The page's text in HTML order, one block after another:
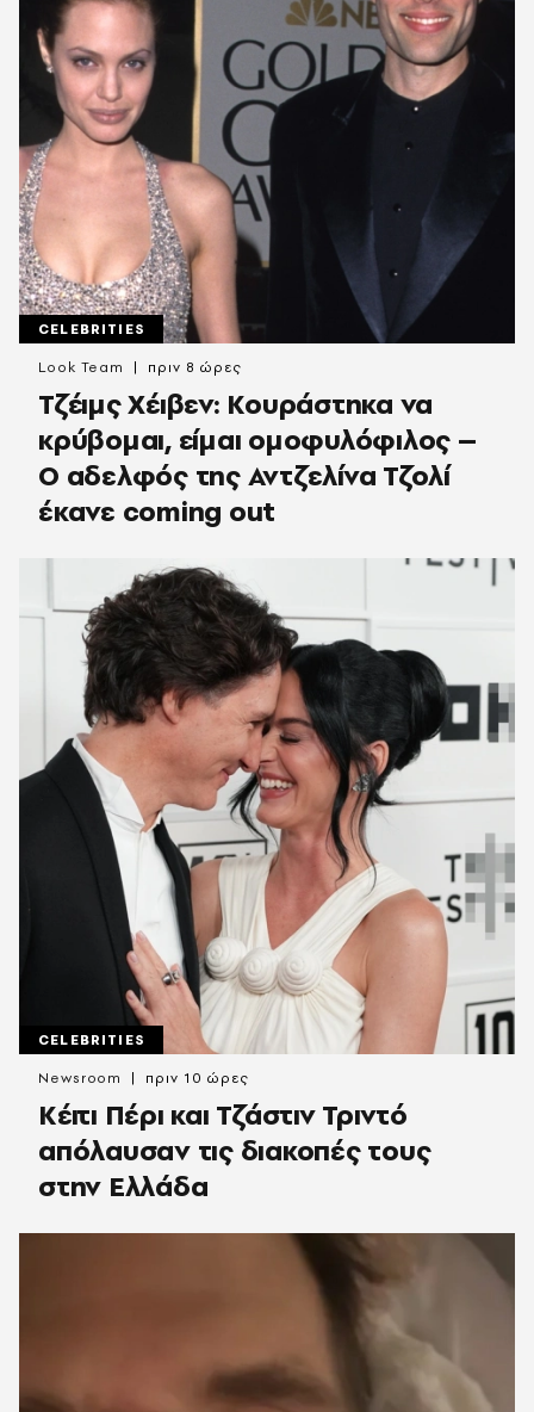
CELEBRITIES
Τζέιμς Χέιβεν: Κουράστηκα να
κρύβομαι, είμαι ομοφυλόφιλος –
Ο αδελφός της Αντζελίνα Τζολί
έκανε coming out
Look Team πριν 8 ώρες
CELEBRITIES
Κέιτι Πέρι και Τζάστιν Τριντό
απόλαυσαν τις διακοπές τους
στην Ελλάδα
Newsroom πριν 10 ώρες